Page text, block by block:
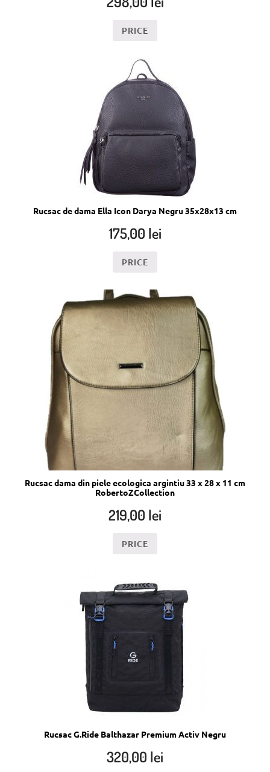
PRICE
Rucsac de dama Ella Icon Darya Negru 35x28x13 cm
175,00 lei
PRICE
Rucsac dama din piele ecologica argintiu 33 x 28 x 11 cm
RobertoZCollection
219,00 lei
PRICE
Rucsac G.Ride Balthazar Premium Activ Negru
320,00 lei